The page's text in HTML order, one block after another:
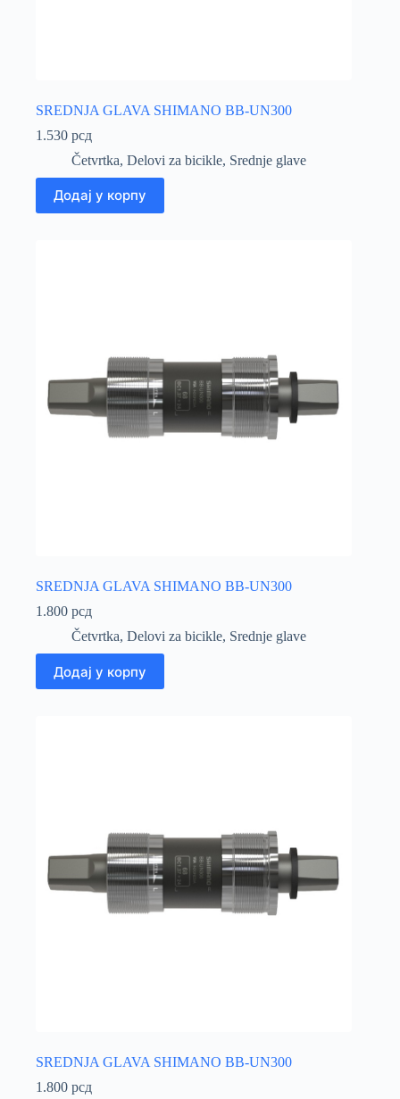
SREDNJA GLAVA SHIMANO BB-UN300
1.530 рсд
Četvrtka, Delovi za bicikle, Srednje glave
Додај у корпу
SREDNJA GLAVA SHIMANO BB-UN300
1.800 рсд
Četvrtka, Delovi za bicikle, Srednje glave
Додај у корпу
SREDNJA GLAVA SHIMANO BB-UN300
1.800 рсд